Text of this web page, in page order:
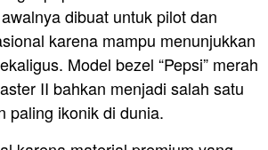
dibuat untuk pilot dan
karena mampu menunjukkan
Model bezel “Pepsi” merah
II bahkan menjadi salah satu
paling ikonik di dunia.